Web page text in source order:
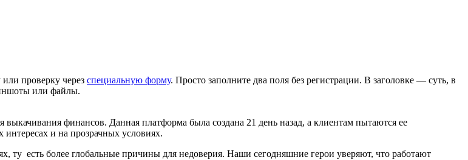
проверку через специальную форму. Просто заполните два поля без регистрации. В заголовке — суть, в
или файлы.
финансов. Данная платформа была создана 21 день назад, а клиентам пытаются ее
интересах и на прозрачных условиях.
ту есть более глобальные причины для недоверия. Наши сегодняшние герои уверяют, что работают